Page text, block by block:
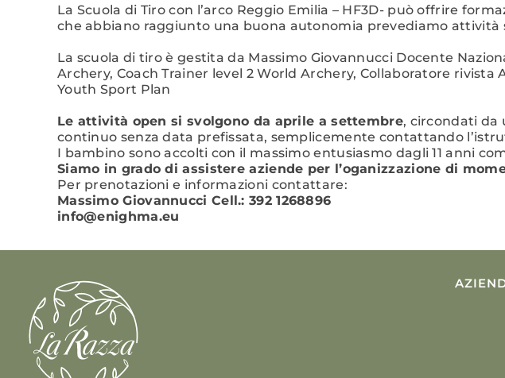
La Scuola di Tiro con l’arco Reggio Emilia – HF3D- può offrire
che abbiano raggiunto una buona autonomia prevediamo
La scuola di tiro è gestita da Massimo Giovannucci Docente
Archery, Coach Trainer level 2 World Archery, Collaboratore rivista
Youth Sport Plan
Le attività open si svolgono da aprile a settembre, circondati da
continuo senza data prefissata, semplicemente contattando
I bambino sono accolti con il massimo entusiasmo dagli 11 anni
Siamo in grado di assistere aziende per l’oganizzazione di
Per prenotazioni e informazioni contattare:
Massimo Giovannucci Cell.: 392 1268896
info@enighma.eu